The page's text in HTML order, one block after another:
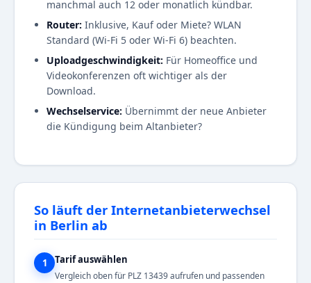
manchmal auch 12 oder monatlich kündbar.
Router: Inklusive, Kauf oder Miete? WLAN
Standard (Wi-Fi 5 oder Wi-Fi 6) beachten.
Uploadgeschwindigkeit: Für Homeoffice und
Videokonferenzen oft wichtiger als der
Download.
Wechselservice: Übernimmt der neue Anbieter
die Kündigung beim Altanbieter?
So läuft der Internetanbieterwechsel
in Berlin ab
1 Tarif auswählen
Vergleich oben für PLZ 13439 aufrufen und passenden